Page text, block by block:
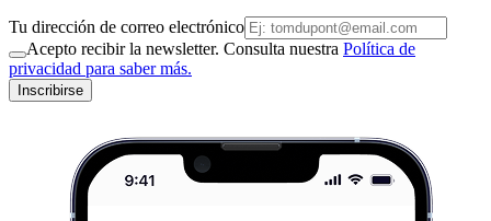
Tu dirección de correo electrónico
Acepto recibir la newsletter. Consulta nuestra Política de
privacidad para saber más.
Inscribirse